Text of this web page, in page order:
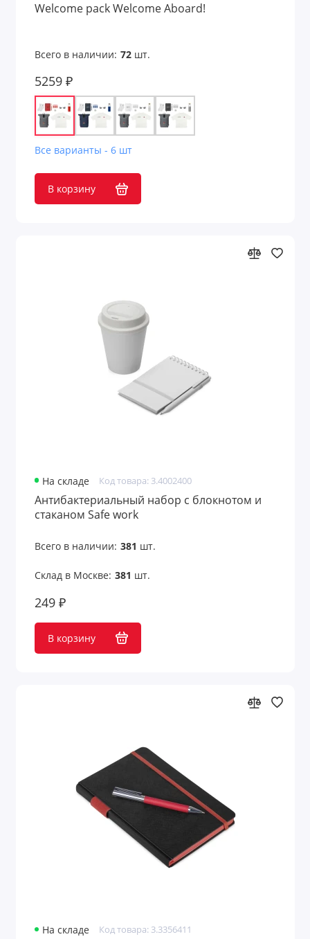
Welcome pack Welcome Aboard!
Всего в наличии: 72шт.
5259 ₽
Все варианты - 6 шт
В корзину
На складе Код товара: 3.4002400
Антибактериальный набор с блокнотом и
стаканом Safe work
Всего в наличии: 381 шт.
Склад в Москве: 381 шт.
249 ₽
В корзину
На складе Код товара: 3.3356411